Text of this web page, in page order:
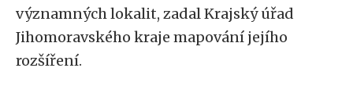
významných lokalit, zadal Krajský úřad
Jihomoravského kraje mapování jejího
rozšíření.